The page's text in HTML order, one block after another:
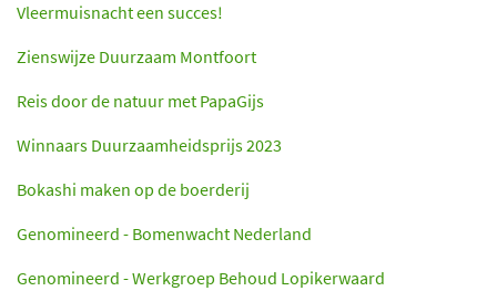
Vleermuisnacht een succes!
Zienswijze Duurzaam Montfoort
Reis door de natuur met PapaGijs
Winnaars Duurzaamheidsprijs 2023
Bokashi maken op de boerderij
Genomineerd - Bomenwacht Nederland
Genomineerd - Werkgroep Behoud Lopikerwaard